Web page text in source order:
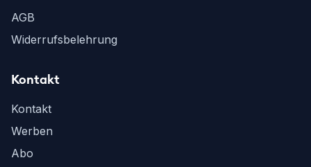
AGB
Widerrufsbelehrung
Kontakt
Kontakt
Werben
Abo